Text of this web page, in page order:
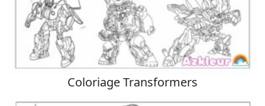
Coloriage Transformers